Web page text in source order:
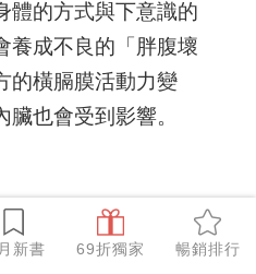
新書 69折獨家 暢銷排行
體的方式與下意識的
養成不良的「胖腹壞
的橫膈膜活動力變
也會受到影響。
療超過四萬名病